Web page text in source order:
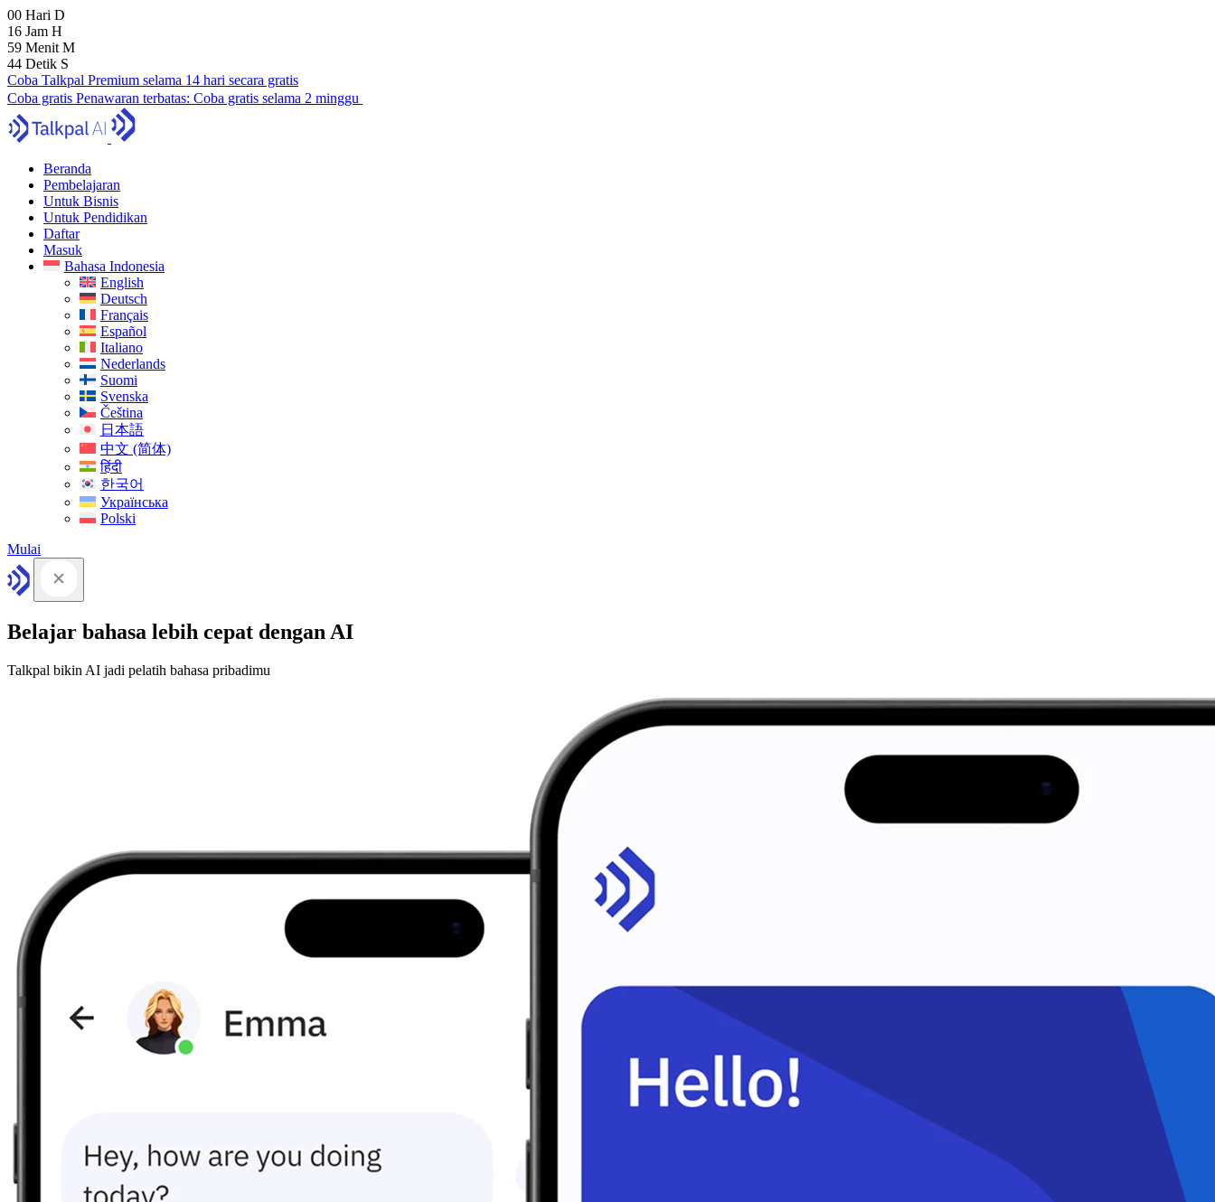
00 Hari D
16 Jam H
59 Menit M
43 Detik S
Coba Talkpal Premium selama 14 hari secara gratis
Coba gratis Penawaran terbatas: Coba gratis selama 2 minggu
Beranda
Pembelajaran
Untuk Bisnis
Untuk Pendidikan
Daftar
Masuk
Bahasa Indonesia
English
Deutsch
Français
Español
Italiano
Nederlands
Suomi
Svenska
Čeština
日本語
中文 (简体)
हिंदी
한국어
Українська
Polski
Mulai
Belajar bahasa lebih cepat dengan AI
Talkpal bikin AI jadi pelatih bahasa pribadimu